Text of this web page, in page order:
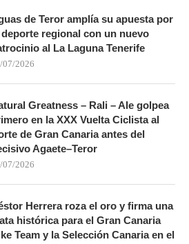
de Teror amplía su apuesta por
regional con un nuevo
al La Laguna Tenerife
07/2026
Greatness – Rali – Ale golpea
en la XXX Vuelta Ciclista al
de Gran Canaria antes del
Agaete–Teror
07/2026
Herrera roza el oro y firma una
histórica para el Gran Canaria
Team y la Selección Canaria en el